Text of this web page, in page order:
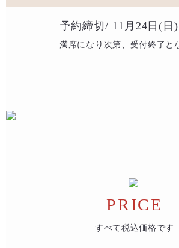
予約締切/ 11月24日(日
満席になり次第、受付終了と
PRICE
すべて税込価格です